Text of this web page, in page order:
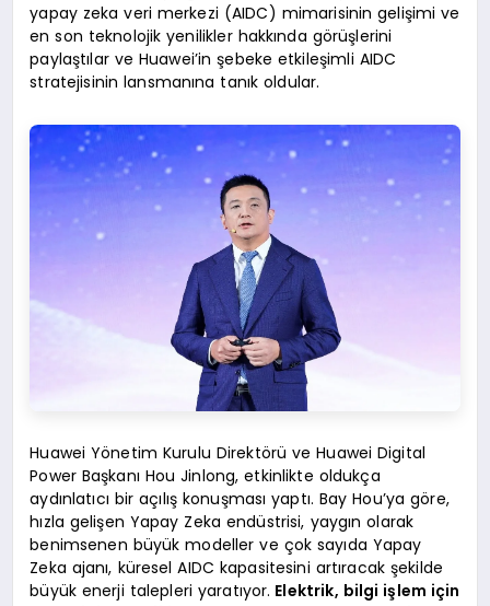
yapay zeka veri merkezi (AIDC) mimarisinin gelişimi ve
en son teknolojik yenilikler hakkında görüşlerini
paylaştılar ve Huawei’in şebeke etkileşimli AIDC
stratejisinin lansmanına tanık oldular.
Huawei Yönetim Kurulu Direktörü ve Huawei Digital
Power Başkanı Hou Jinlong, etkinlikte oldukça
aydınlatıcı bir açılış konuşması yaptı. Bay Hou’ya göre,
hızla gelişen Yapay Zeka endüstrisi, yaygın olarak
benimsenen büyük modeller ve çok sayıda Yapay
Zeka ajanı, küresel AIDC kapasitesini artıracak şekilde
büyük enerji talepleri yaratıyor. Elektrik, bilgi işlem için